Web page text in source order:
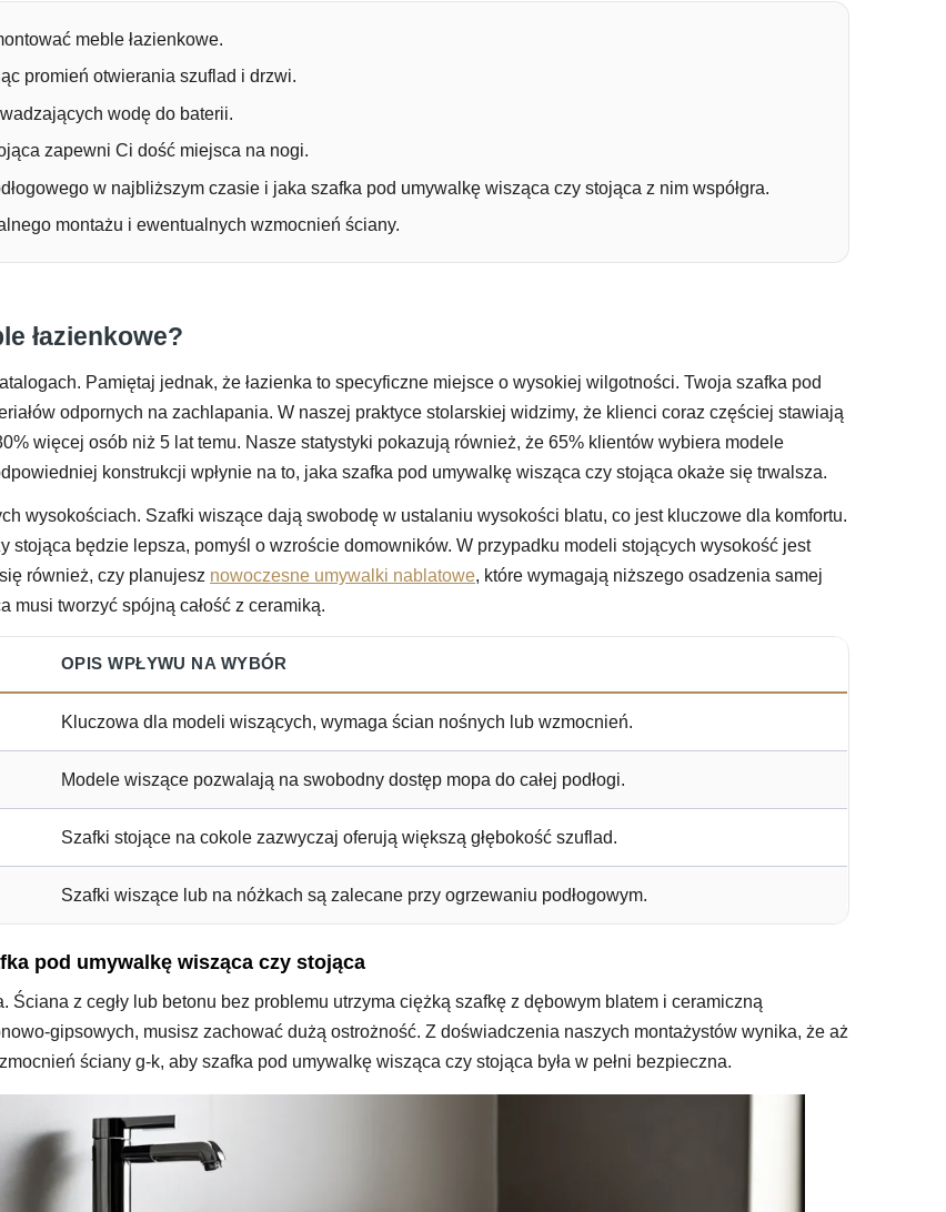
meble łazienkowe.
promień otwierania szuflad i drzwi.
wodę do baterii.
zapewni Ci dość miejsca na nogi.
w najbliższym czasie i jaka szafka pod umywalkę wisząca czy stojąca z nim współgra.
montażu i ewentualnych wzmocnień ściany.
łazienkowe?
Pamiętaj jednak, że łazienka to specyficzne miejsce o wysokiej wilgotności. Twoja szafka pod
odpornych na zachlapania. W naszej praktyce stolarskiej widzimy, że klienci coraz częściej stawiają
więcej osób niż 5 lat temu. Nasze statystyki pokazują również, że 65% klientów wybiera modele
konstrukcji wpłynie na to, jaka szafka pod umywalkę wisząca czy stojąca okaże się trwalsza.
wysokościach. Szafki wiszące dają swobodę w ustalaniu wysokości blatu, co jest kluczowe dla komfortu.
będzie lepsza, pomyśl o wzroście domowników. W przypadku modeli stojących wysokość jest
również, czy planujesz nowoczesne umywalki nablatowe, które wymagają niższego osadzenia samej
musi tworzyć spójną całość z ceramiką.
OPIS WPŁYWU NA WYBÓR
Kluczowa dla modeli wiszących, wymaga ścian nośnych lub wzmocnień.
Modele wiszące pozwalają na swobodny dostęp mopa do całej podłogi.
Szafki stojące na cokole zazwyczaj oferują większą głębokość szuflad.
Szafki wiszące lub na nóżkach są zalecane przy ogrzewaniu podłogowym.
pod umywalkę wisząca czy stojąca
z cegły lub betonu bez problemu utrzyma ciężką szafkę z dębowym blatem i ceramiczną
gipsowych, musisz zachować dużą ostrożność. Z doświadczenia naszych montażystów wynika, że aż
ściany g-k, aby szafka pod umywalkę wisząca czy stojąca była w pełni bezpieczna.